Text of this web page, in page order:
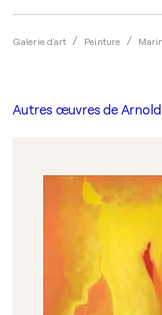
Galerie d'art Peinture
Autres œuvres de